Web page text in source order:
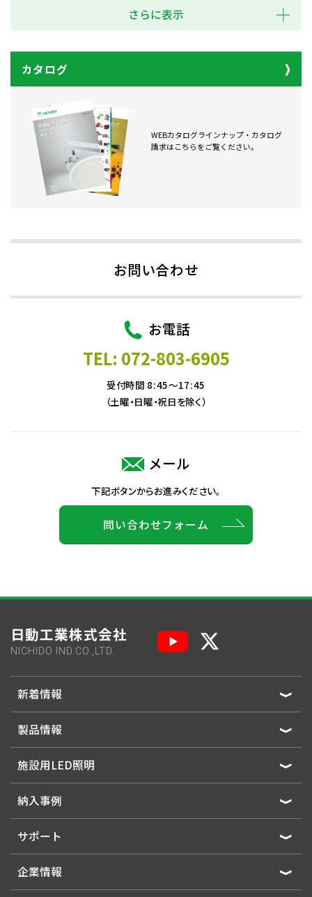
さらに表示
カタログ
WEBカタログラインナップ・カタログ
請求はこちらをご覧ください。
お問い合わせ
お電話
TEL: 072-803-6905
受付時間 8:45～17:45
（土曜・日曜・祝日を除く）
メール
下記ボタンからお進みください。
問い合わせフォーム
日動工業株式会社
NICHIDO IND.CO.,LTD.
新着情報
製品情報
施設用LED照明
納入事例
サポート
企業情報